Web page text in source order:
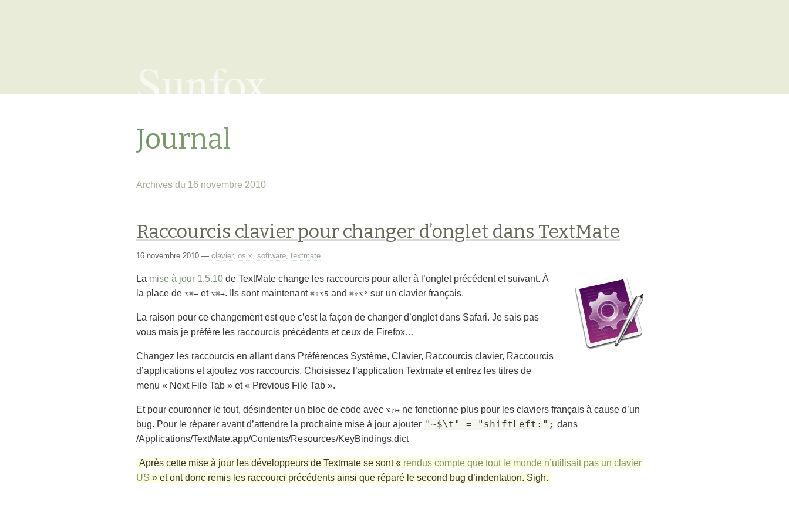
Sunfox
Journal
Archives du 16 novembre 2010
Raccourcis clavier pour changer d’onglet dans TextMate
16 novembre 2010 — clavier, os x software textmate
La mise à jour 1.5.10 de TextMate change les raccourcis pour aller à l’onglet précédent et suivant. À
la place de ⌥⌘← et ⌥⌘→. Ils sont maintenant ⌘⇧⌥5 and ⌘⇧⌥° sur un clavier français.
La raison pour ce changement est que c’est la façon de changer d’onglet dans Safari. Je sais pas
vous mais je préfère les raccourcis précédents et ceux de Firefox…
Changez les raccourcis en allant dans Préférences Système, Clavier, Raccourcis clavier, Raccourcis
d’applications et ajoutez vos raccourcis. Choisissez l’application Textmate et entrez les titres de
menu « Next File Tab » et« Previous File Tab ».
Et pour couronner le tout, désindenter un bloc de code avec ⌥⇧↦ ne fonctionne plus pour les claviers français à cause d’un
bug. Pour le réparer avant d’attendre la prochaine mise à jour ajouter "~$\t" = "shiftLeft:"; dans
/Applications/TextMate.app/Contents/Resources/KeyBindings.dict
Après cette mise à jour les développeurs de Textmate se sont « rendus compte que tout le monde n’utilisait pas un clavier
US » et ont donc remis les raccourci précédents ainsi que réparé le second bug d’indentation. Sigh.